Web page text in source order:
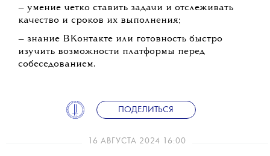
— умение четко ставить задачи и отслеживать
качество и сроков их выполнения;
— знание ВКонтакте или готовность быстро
изучить возможности платформы перед
собеседованием.
ПОДЕЛИТЬСЯ
16 АВГУСТА 2024 16:00